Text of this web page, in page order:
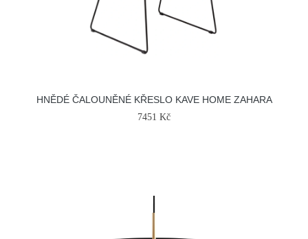
HNĚDÉ ČALOUNĚNÉ KŘESLO KAVE HOME ZAHARA
7451 Kč